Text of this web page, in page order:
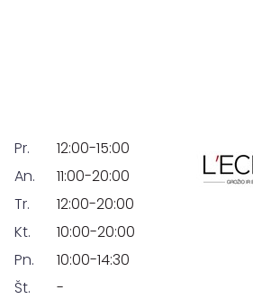
Pr.
12:00-15:00
An.
11:00-20:00
Tr.
12:00-20:00
Kt.
10:00-20:00
Pn.
10:00-14:30
Št.
-